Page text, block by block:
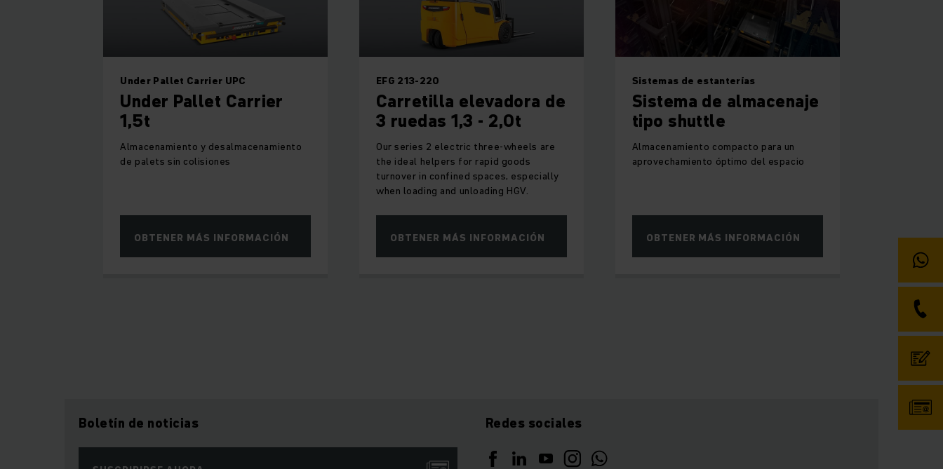
Under Pallet Carrier UPC
Under Pallet Carrier
1,5t
Almacenamiento y desalmacenamiento
de palets sin colisiones
OBTENER MÁS INFORMACIÓN
EFG 213-220
Carretilla elevadora de
3 ruedas 1,3 - 2,0t
Our series 2 electric three-wheels are
the ideal helpers for rapid goods
turnover in confined spaces, especially
when loading and unloading HGV.
OBTENER MÁS INFORMACIÓN
Sistemas de estanterías
Sistema de almacenaje
tipo shuttle
Almacenamiento compacto para un
aprovechamiento óptimo del espacio
OBTENER MÁS INFORMACIÓN
Boletín de noticias Redes sociales